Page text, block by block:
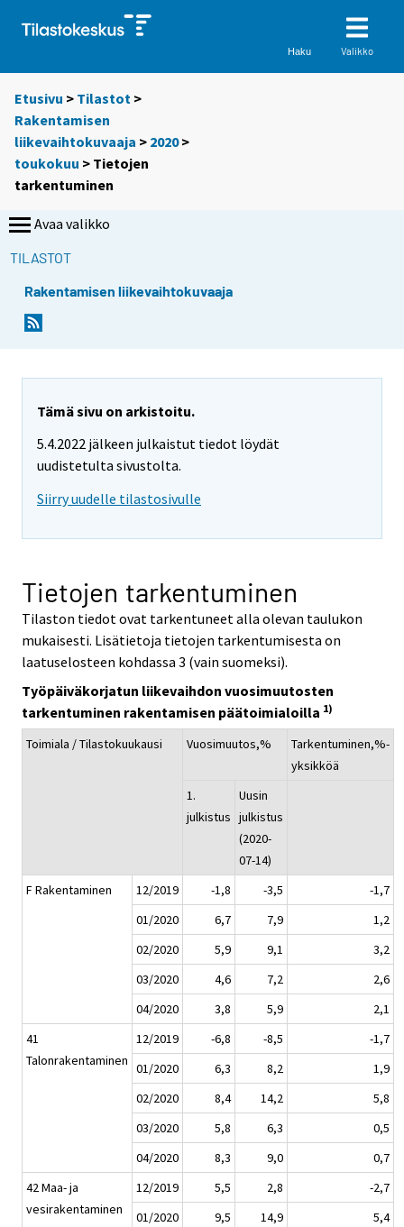
Haku Valikko
Etusivu > Tilastot >
Rakentamisen
liikevaihtokuvaaja > 2020>
toukokuu > Tietojen
tarkentuminen
Avaa valikko
TILASTOT
Rakentamisen liikevaihtokuvaaja
Tämä sivu on arkistoitu.
5.4.2022 jälkeen julkaistut tiedot löydät
uudistetulta sivustolta.
Siirry uudelle tilastosivulle
Tietojen tarkentuminen
Tilaston tiedot ovat tarkentuneet alla olevan taulukon
mukaisesti. Lisätietoja tietojen tarkentumisesta on
laatuselosteen kohdassa 3 (vain suomeksi).
Työpäiväkorjatun liikevaihdon vuosimuutosten
tarkentuminen rakentamisen päätoimialoilla 1)
Toimiala / Tilastokuukausi Vuosimuutos,%
Tarkentuminen,%-
yksikköä
1.
julkistus
Uusin
julkistus
(2020-
07-14)
F Rakentaminen
12/2019 -1,8 -3,5
-1,7
01/2020
6,7 7,9
1,2
02/2020
5,9 9,1
3,2
03/2020
4,6 7,2
2,6
04/2020
3,8 5,9
2,1
41
Talonrakentaminen
12/2019 -6,8 -8,5
-1,7
01/2020
6,3 8,2
1,9
02/2020
8,4 14,2
5,8
03/2020
5,8 6,3
0,5
04/2020
8,3 9,0
0,7
42 Maa- ja
vesirakentaminen
12/2019 5,5 2,8
-2,7
01/2020
9,5 14,9
5,4